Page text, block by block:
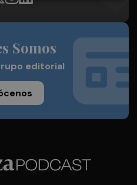
Somos
editorial